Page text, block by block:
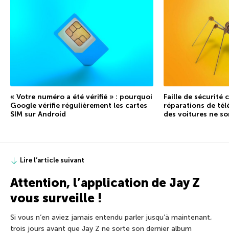
« Votre numéro a été vérifié » : pourquoi
Google vérifie régulièrement les cartes
SIM sur Android
Faille de sécurité
réparations de
des voitures ne
Lire l’article suivant
Attention, l’application de Jay Z
vous surveille !
Si vous n’en aviez jamais entendu parler jusqu’à maintenant,
trois jours avant que Jay Z ne sorte son dernier album